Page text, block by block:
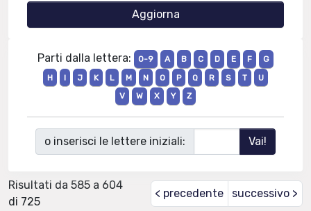
Parti dalla lettera: 0-9 A B C D E F
G
H
I J K L M N O P Q R S T
U
V
W X Y Z
o inserisci le lettere iniziali:
Risultati da 585 a 604
di 725
< precedente successivo >